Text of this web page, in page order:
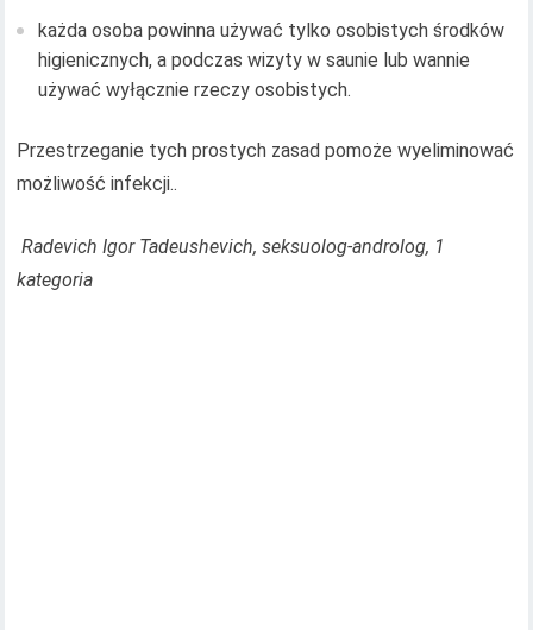
każda osoba powinna używać tylko osobistych środków
higienicznych, a podczas wizyty w saunie lub wannie
używać wyłącznie rzeczy osobistych.
Przestrzeganie tych prostych zasad pomoże wyeliminować
możliwość infekcji..
Radevich Igor Tadeushevich, seksuolog-androlog, 1
kategoria